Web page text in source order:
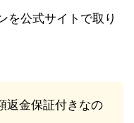
を公式サイトで取り
返金保証付きなの